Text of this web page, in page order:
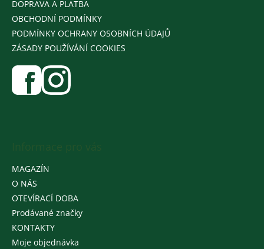
DOPRAVA A PLATBA
OBCHODNÍ PODMÍNKY
PODMÍNKY OCHRANY OSOBNÍCH ÚDAJŮ
ZÁSADY POUŽÍVÁNÍ COOKIES
MAGAZÍN
O NÁS
OTEVÍRACÍ DOBA
Prodávané značky
KONTAKTY
Moje objednávka